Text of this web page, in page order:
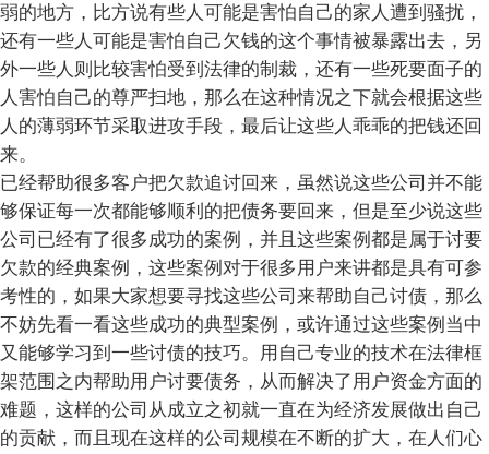
弱的地方，比方说有些人可能是害怕自己的家人遭到骚扰，
还有一些人可能是害怕自己欠钱的这个事情被暴露出去，另
外一些人则比较害怕受到法律的制裁，还有一些死要面子的
人害怕自己的尊严扫地，那么在这种情况之下就会根据这些
人的薄弱环节采取进攻手段，最后让这些人乖乖的把钱还回
来。
已经帮助很多客户把欠款追讨回来，虽然说这些公司并不能
够保证每一次都能够顺利的把债务要回来，但是至少说这些
公司已经有了很多成功的案例，并且这些案例都是属于讨要
欠款的经典案例，这些案例对于很多用户来讲都是具有可参
考性的，如果大家想要寻找这些公司来帮助自己讨债，那么
不妨先看一看这些成功的典型案例，或许通过这些案例当中
又能够学习到一些讨债的技巧。用自己专业的技术在法律框
架范围之内帮助用户讨要债务，从而解决了用户资金方面的
难题，这样的公司从成立之初就一直在为经济发展做出自己
的贡献，而且现在这样的公司规模在不断的扩大，在人们心